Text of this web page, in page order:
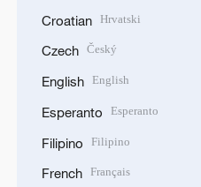
Croatian Hrvatski
Czech Český
English English
Esperanto Esperanto
Filipino Filipino
French Français